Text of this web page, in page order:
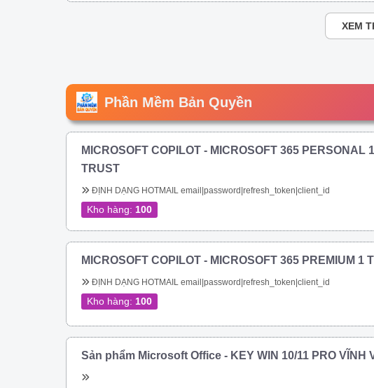
XEM
Phần Mềm Bản Quyền
MICROSOFT COPILOT - MICROSOFT 365 PERSONAL
TRUST
ĐỊNH DẠNG HOTMAIL email|password|refresh_token|client_id
Kho hàng: 100
MICROSOFT COPILOT - MICROSOFT 365 PREMIUM 1
ĐỊNH DẠNG HOTMAIL email|password|refresh_token|client_id
Kho hàng: 100
Sản phẩm Microsoft Office - KEY WIN 10/11 PRO VĨNH